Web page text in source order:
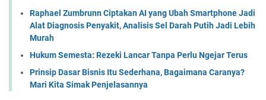
Raphael Zumbrunn Ciptakan AI yang Ubah Smartphone Jadi
Alat Diagnosis Penyakit, Analisis Sel Darah Putih Jadi Lebih
Murah
Hukum Semesta: Rezeki Lancar Tanpa Perlu Ngejar Terus
Prinsip Dasar Bisnis Itu Sederhana, Bagaimana Caranya?
Mari Kita Simak Penjelasannya